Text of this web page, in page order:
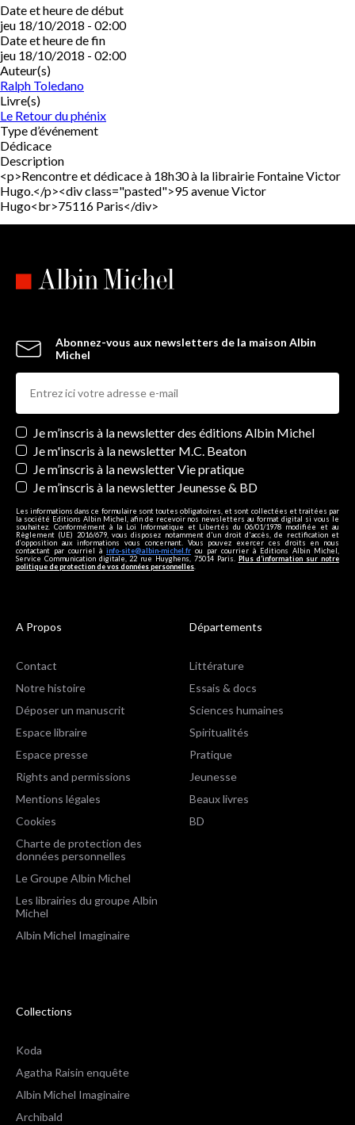
Date et heure de début
jeu 18/10/2018 - 02:00
Date et heure de fin
jeu 18/10/2018 - 02:00
Auteur(s)
Ralph Toledano
Livre(s)
Le Retour du phénix
Type d’événement
Dédicace
Description
<p>Rencontre et dédicace à 18h30 à la librairie Fontaine Victor
Hugo.</p><div class="pasted">95 avenue Victor
Hugo<br>75116 Paris</div>
Abonnez-vous aux newsletters de la maison Albin
Michel
Newsletters
Je m’inscris à la newsletter des éditions Albin Michel
Je m'inscris à la newsletter M.C. Beaton
Je m’inscris à la newsletter Vie pratique
Je m’inscris à la newsletter Jeunesse & BD
Les informations dans ce formulaire sont toutes obligatoires, et sont collectées et traitées par
la société Editions Albin Michel, afin de recevoir nos newsletters au format digital si vous le
souhaitez. Conformément à la Loi Informatique et Libertés du 06/01/1978 modifiée et au
Règlement (UE) 2016/679, vous disposez notamment d'un droit d'accès, de rectification et
d’opposition aux informations vous concernant. Vous pouvez exercer ces droits en nous
contactant par courriel à info-site@albin-michel.fr ou par courrier à Editions Albin Michel,
Service Communication digitale, 22 rue Huyghens, 75014 Paris. Plus d’information sur notre
politique de protection de vos données personnelles
A Propos
Contact
Notre histoire
Déposer un manuscrit
Espace libraire
Espace presse
Rights and permissions
Mentions légales
Cookies
Charte de protection des
données personnelles
Le Groupe Albin Michel
Les librairies du groupe Albin
Michel
Albin Michel Imaginaire
Départements
Littérature
Essais & docs
Sciences humaines
Spiritualités
Pratique
Jeunesse
Beaux livres
BD
Collections
Koda
Agatha Raisin enquête
Albin Michel Imaginaire
Archibald